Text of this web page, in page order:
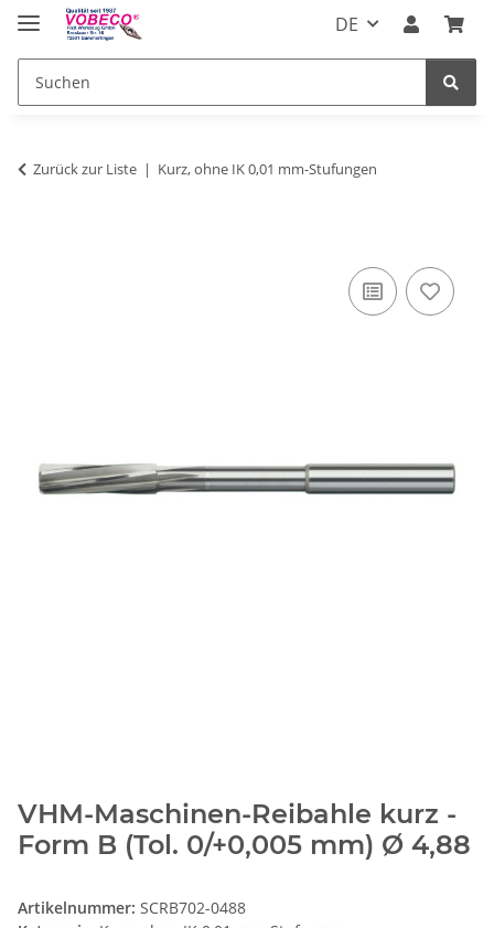
DE
Zurück zur Liste Kurz, ohne IK 0,01 mm-Stufungen
VHM-Maschinen-Reibahle kurz -
Form B (Tol. 0/+0,005 mm) Ø 4,88
Artikelnummer: SCRB702-0488